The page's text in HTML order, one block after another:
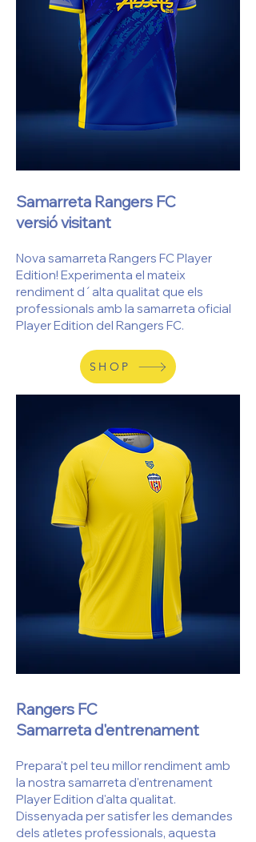
Samarreta Rangers FC
versió visitant
Nova samarreta Rangers FC Player
Edition! Experimenta el mateix
rendiment d´alta qualitat que els
professionals amb la samarreta oficial
Player Edition del Rangers FC.
SHOP
Rangers FC
Samarreta d'entrenament
Prepara't pel teu millor rendiment amb
la nostra samarreta d'entrenament
Player Edition d'alta qualitat.
Dissenyada per satisfer les demandes
dels atletes professionals, aquesta